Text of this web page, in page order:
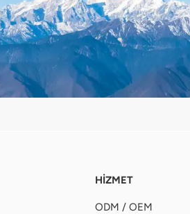
HİZMET
ODM / OEM